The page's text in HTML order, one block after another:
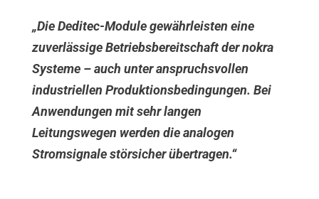
„Die Deditec-Module gewährleisten eine
zuverlässige Betriebsbereitschaft der nokra
Systeme – auch unter anspruchsvollen
industriellen Produktionsbedingungen. Bei
Anwendungen mit sehr langen
Leitungswegen werden die analogen
Stromsignale störsicher übertragen.“